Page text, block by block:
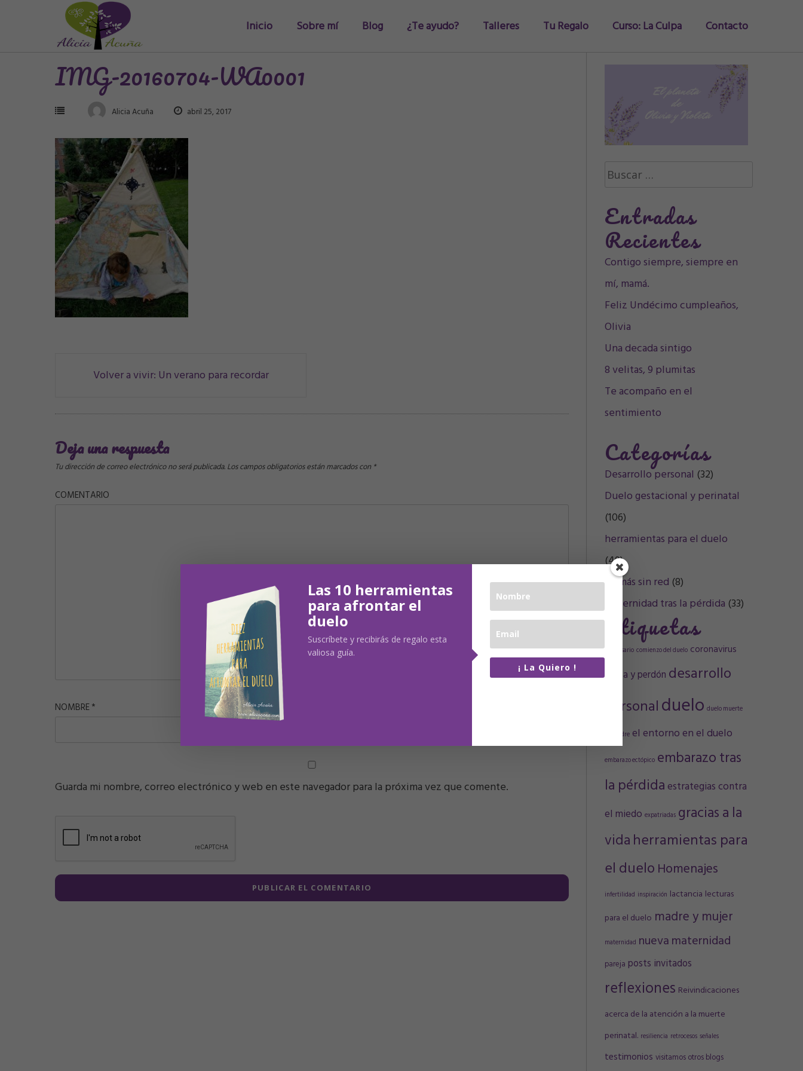
Inicio Sobre mí Blog ¿Te ayudo? Talleres Tu Regalo Curso: La Culpa Contacto
IMG-20160704-WA0001
Alicia Acuña abril 25, 2017
Navegación
correos
Volver a vivir: Un verano para recordar
Deja una respuesta
Tu dirección de correo electrónico no será publicada.Los campos obligatorios están marcados con *
COMENTARIO
NOMBRE* CORREO ELECTRÓNICO
Guarda mi nombre, correo electrónico y web en este navegador para la próxima vez que comente.
Buscar:
Entradas
Recientes
Contigo siempre, siempre en
mí, mamá.
Feliz Undécimo cumpleaños,
Olivia
Una decada sintigo
8 velitas, 9 plumitas
Te acompaño en el
sentimiento
Categorías
Desarrollo personal (32)
Duelo gestacional y perinatal
(106)
herramientas para el duelo
(49)
Mamás sin red (8)
Maternidad tras la pérdida (33)
Etiquetas
aniversario comienzo del duelo coronavirus
Culpa y perdón desarrollo
personalduelo duelo muerte
de madre el entorno en el duelo
embarazo ectópico embarazo tras
la pérdida estrategias contra
el miedo expatriadas gracias a la
vidaherramientas para
el duelo Homenajes
infertilidad inspiración lactancia lecturas
para el duelo madre y mujer
maternidad nueva maternidad
pareja posts invitados
reflexiones Reivindicaciones
acerca de la atención a la muerte
perinatal. resiliencia retrocesos señales
testimonios visitamos otros blogs
Las 10 herramientas
para afrontar el
duelo
Suscríbete y recibirás de regalo esta
valiosa guía.
¡ La Quiero !